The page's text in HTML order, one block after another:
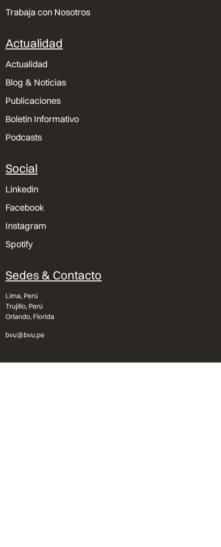
Trabaja con Nosotros
Actualidad
Actualidad
Blog & Noticias
Publicaciones
Boletín Informativo
Podcasts
Social
Linkedin
Facebook
Instagram
Spotify
Sedes & Contacto
Lima, Perú
Trujillo, Perú
Orlando, Florida
bvu@bvu.pe